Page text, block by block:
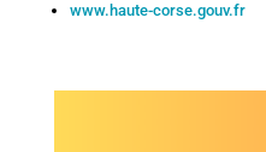
www.haute-corse.gouv.fr